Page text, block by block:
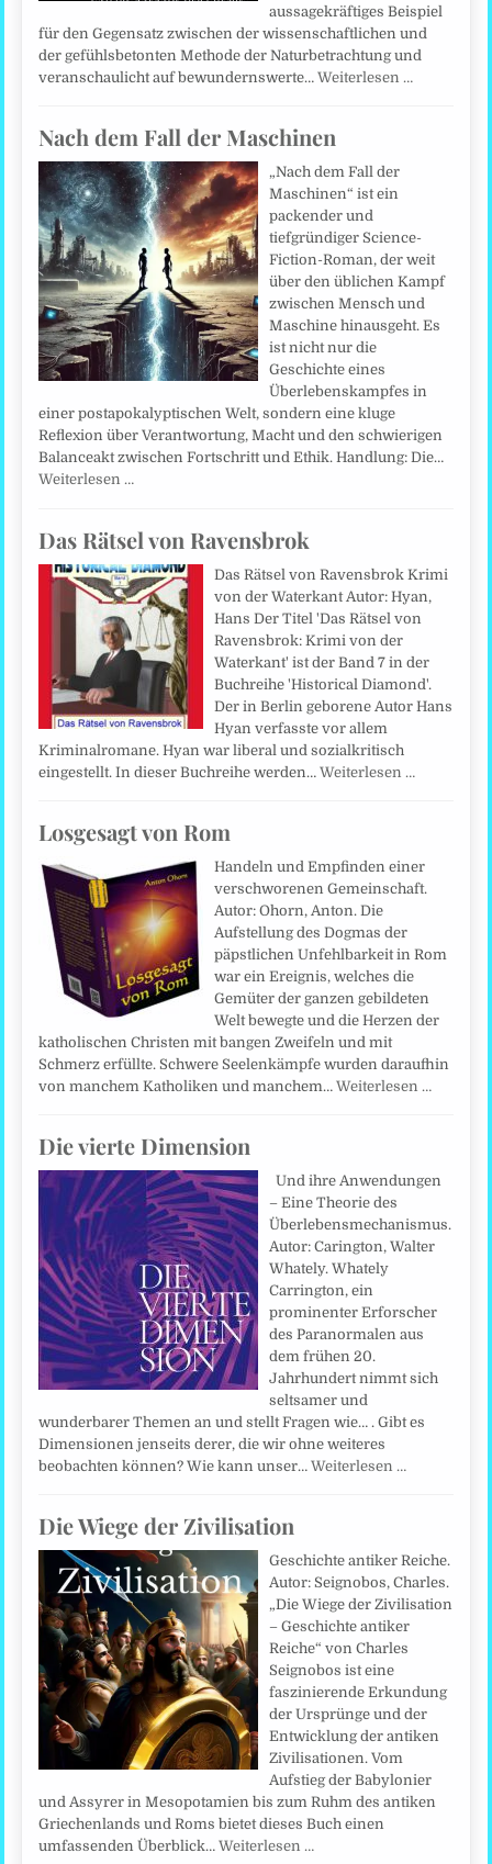
aussagekräftiges Beispiel
für den Gegensatz zwischen der wissenschaftlichen und
der gefühlsbetonten Methode der Naturbetrachtung und
veranschaulicht auf bewundernswerte…Weiterlesen …
Nach dem Fall der Maschinen
„Nach dem Fall der
Maschinen“ ist ein
packender und
tiefgründiger Science-
Fiction-Roman, der weit
über den üblichen Kampf
zwischen Mensch und
Maschine hinausgeht. Es
ist nicht nur die
Geschichte eines
Überlebenskampfes in
einer postapokalyptischen Welt, sondern eine kluge
Reflexion über Verantwortung, Macht und den schwierigen
Balanceakt zwischen Fortschritt und Ethik. Handlung: Die…
Weiterlesen …
Das Rätsel von Ravensbrok
Das Rätsel von Ravensbrok Krimi
von der Waterkant Autor: Hyan,
Hans Der Titel 'Das Rätsel von
Ravensbrok: Krimi von der
Waterkant' ist der Band 7 in der
Buchreihe 'Historical Diamond'.
Der in Berlin geborene Autor Hans
Hyan verfasste vor allem
Kriminalromane. Hyan war liberal und sozialkritisch
eingestellt. In dieser Buchreihe werden…Weiterlesen …
Losgesagt von Rom
Handeln und Empfinden einer
verschworenen Gemeinschaft.
Autor: Ohorn, Anton. Die
Aufstellung des Dogmas der
päpstlichen Unfehlbarkeit in Rom
war ein Ereignis, welches die
Gemüter der ganzen gebildeten
Welt bewegte und die Herzen der
katholischen Christen mit bangen Zweifeln und mit
Schmerz erfüllte. Schwere Seelenkämpfe wurden daraufhin
von manchem Katholiken und manchem…Weiterlesen …
Die vierte Dimension
Und ihre Anwendungen
– Eine Theorie des
Überlebensmechanismus.
Autor: Carington, Walter
Whately. Whately
Carrington, ein
prominenter Erforscher
des Paranormalen aus
dem frühen 20.
Jahrhundert nimmt sich
seltsamer und
wunderbarer Themen an und stellt Fragen wie… . Gibt es
Dimensionen jenseits derer, die wir ohne weiteres
beobachten können? Wie kann unser…Weiterlesen …
Die Wiege der Zivilisation
Geschichte antiker Reiche.
Autor: Seignobos, Charles.
„Die Wiege der Zivilisation
– Geschichte antiker
Reiche“ von Charles
Seignobos ist eine
faszinierende Erkundung
der Ursprünge und der
Entwicklung der antiken
Zivilisationen. Vom
Aufstieg der Babylonier
und Assyrer in Mesopotamien bis zum Ruhm des antiken
Griechenlands und Roms bietet dieses Buch einen
umfassenden Überblick…Weiterlesen …